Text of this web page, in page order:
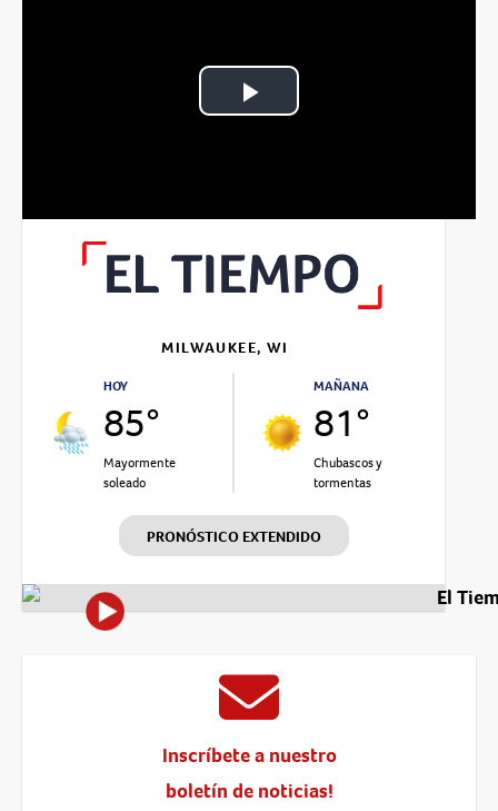
Play
MILWAUKEE, WI
HOY
85°
Mayormente
soleado
MAÑANA
81°
Chubascos y
tormentas
PRONÓSTICO EXTENDIDO
El
Inscríbete a nuestro
boletín de noticias!